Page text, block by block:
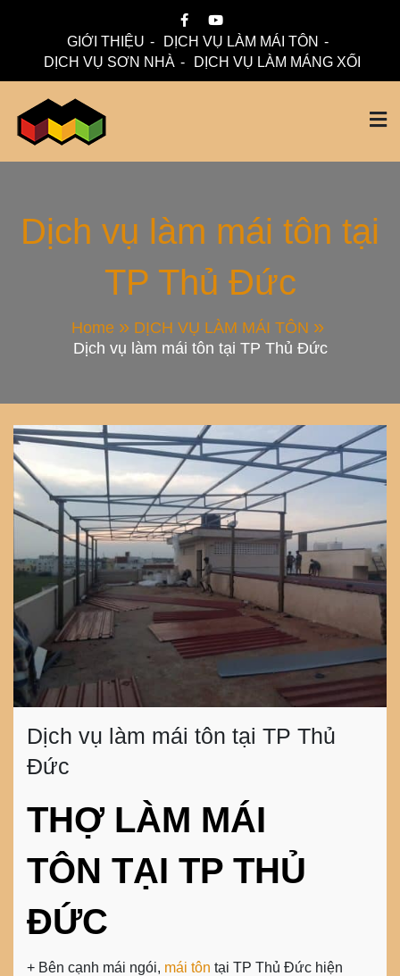
GIỚI THIỆU
DỊCH VỤ LÀM MÁI TÔN
DỊCH VỤ SƠN NHÀ
DỊCH VỤ LÀM MÁNG XỐI
Thi Công Mái Tôn,
Máng Xối Chuyên
Nghiệp – Mái Nhà
Đẹp
Dịch vụ làm mái tôn tại
TP Thủ Đức
Home
DỊCH VỤ LÀM MÁI TÔN
Dịch vụ làm mái tôn tại TP Thủ Đức
Dịch vụ làm mái tôn tại TP Thủ
Đức
THỢ LÀM MÁI
TÔN TẠI TP THỦ
ĐỨC
+ Bên cạnh mái ngói, mái tôn tại TP Thủ Đức hiện